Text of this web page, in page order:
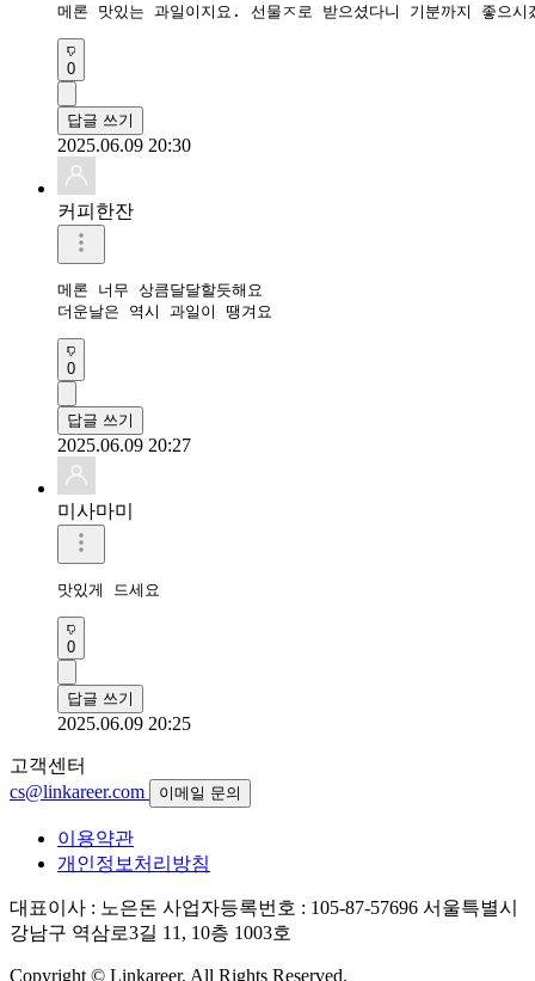
메론 맛있는 과일이지요. 선물ㅈ로 받으셨다니 기분까지 좋으시
0
답글 쓰기
2025.06.09 20:30
커피한잔
메론 너무 상큼달달할듯해요
더운날은 역시 과일이 땡겨요
0
답글 쓰기
2025.06.09 20:27
미사마미
맛있게 드세요
0
답글 쓰기
2025.06.09 20:25
고객센터
cs@linkareer.com
이메일 문의
이용약관
개인정보처리방침
대표이사 : 노은돈 사업자등록번호 : 105-87-57696 서울특별시
강남구 역삼로3길 11, 10층 1003호
Copyright © Linkareer. All Rights Reserved.